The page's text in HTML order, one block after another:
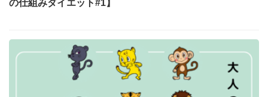
の仕組みダイエット#1】